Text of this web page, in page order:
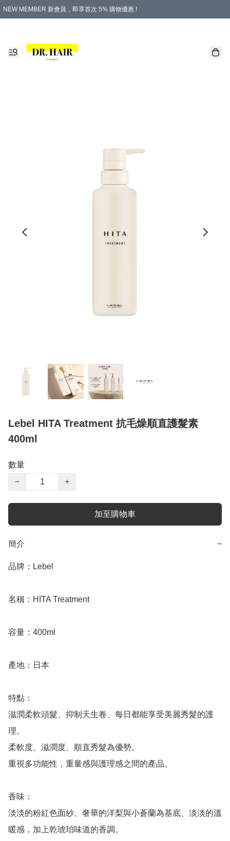
NEW MEMBER 新會員，即享首次 5% 購物優惠 !
Lebel HITA Treatment 抗毛燥順直護髮素
400ml
數量
−
+
加至購物車
簡介 −
品牌：Lebel
名稱：HITA Treatment
容量：400ml
產地：日本
特點：
滋潤柔軟頭髮、抑制天生卷、每日都能享受美麗秀髮的護
理。
柔軟度、滋潤度、順直秀髮為優勢。
重視多功能性，重量感與護理感之間的產品。
香味：
淡淡的粉紅色面紗、奢華的洋梨與小蒼蘭為基底、淡淡的溫
暖感，加上乾琥珀味道的香調。